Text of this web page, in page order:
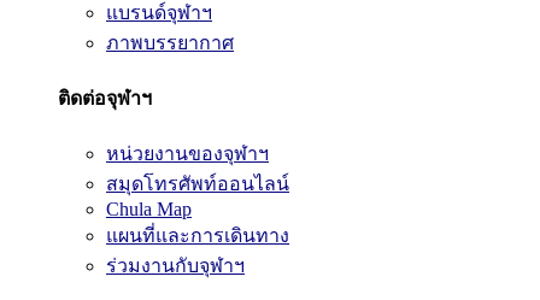
แบรนด์จุฬาฯ
ภาพบรรยากาศ
ติดต่อจุฬาฯ
หน่วยงานของจุฬาฯ
สมุดโทรศัพท์ออนไลน์
Chula Map
แผนที่และการเดินทาง
ร่วมงานกับจุฬาฯ